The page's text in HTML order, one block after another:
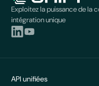
Exploitez la puissance de la
intégration unique
API unifiées